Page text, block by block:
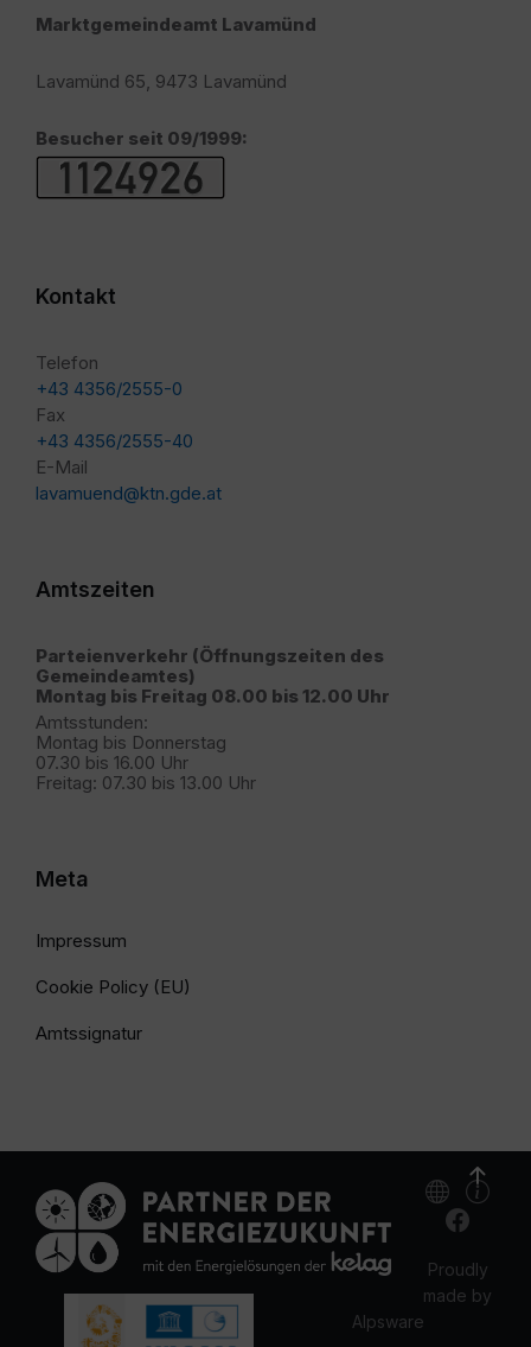
Marktgemeindeamt Lavamünd
Lavamünd 65, 9473 Lavamünd
Besucher seit 09/1999:
Kontakt
Telefon
+43 4356/2555-0
Fax
+43 4356/2555-40
E-Mail
lavamuend@ktn.gde.at
Amtszeiten
Parteienverkehr (Öffnungszeiten des
Gemeindeamtes)
Montag bis Freitag 08.00 bis 12.00 Uhr
Amtsstunden:
Montag bis Donnerstag
07.30 bis 16.00 Uhr
Freitag: 07.30 bis 13.00 Uhr
Meta
Impressum
Cookie Policy (EU)
Amtssignatur
Proudly
made by
Alpsware